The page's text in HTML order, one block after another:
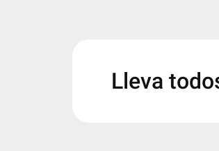
Lleva